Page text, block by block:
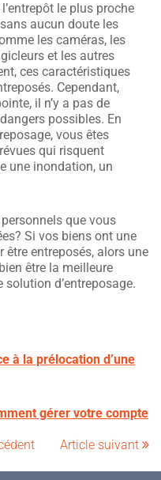
le plus proche
aucun doute les
les caméras, les
et les autres
ces caractéristiques
Cependant,
il n’y a pas de
possibles. En
vous êtes
qui risquent
une inondation, un
que vous
Si vos biens ont une
entreposés, alors une
être la meilleure
d’entreposage.
à la prélocation d’une
gérer votre compte
Article suivant